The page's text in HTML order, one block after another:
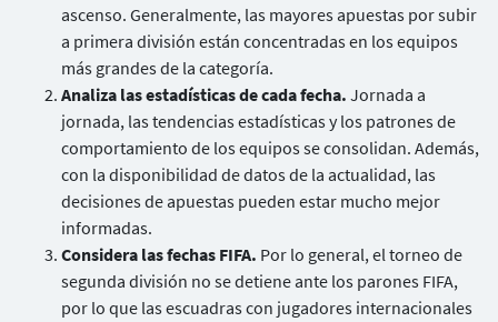
ascenso. Generalmente, las mayores apuestas por subir
a primera división están concentradas en los equipos
más grandes de la categoría.
Analiza las estadísticas de cada fecha. Jornada a
jornada, las tendencias estadísticas y los patrones de
comportamiento de los equipos se consolidan. Además,
con la disponibilidad de datos de la actualidad, las
decisiones de apuestas pueden estar mucho mejor
informadas.
Considera las fechas FIFA. Por lo general, el torneo de
segunda división no se detiene ante los parones FIFA,
por lo que las escuadras con jugadores internacionales